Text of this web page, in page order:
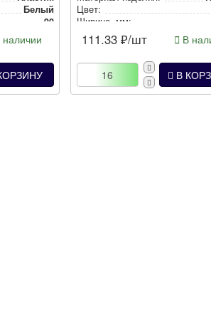
Белый
90
наличии
Цвет:
Ширина, мм:
Высота, мм:
111.33 ₽/шт В
В